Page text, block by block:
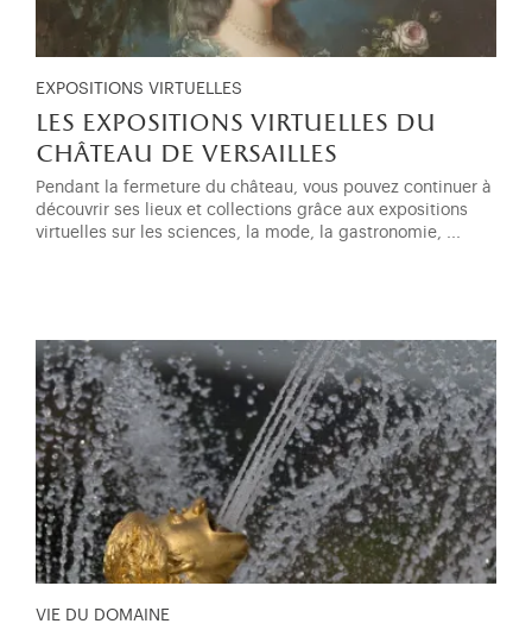
EXPOSITIONS VIRTUELLES
les expositions virtuelles du
château de versailles
Pendant la fermeture du château, vous pouvez continuer à
découvrir ses lieux et collections grâce aux expositions
virtuelles sur les sciences, la mode, la gastronomie, ...
VIE DU DOMAINE